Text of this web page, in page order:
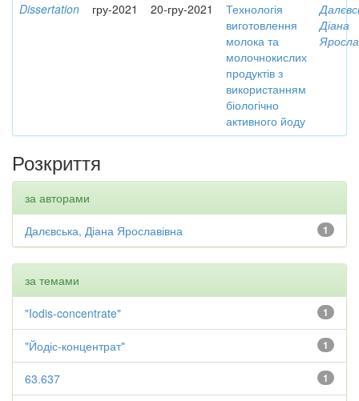
Dissertation гру-2021 20-гру-2021
Технологія
виготовлення
молока та
молочнокислих
продуктів з
використанням
біологічно
активного йоду
Діана
Розкриття
за авторами
1
Далєвська, Діана Ярославівна
за темами
1
"Iodis-concentrate"
1
"Йодіс-концентрат"
1
63.637